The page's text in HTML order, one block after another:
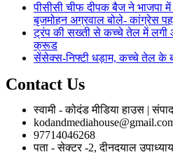
पीसीसी चीफ दीपक बैज ने भाजपा
बृजमोहन अग्रवाल बोले- कांग्रेस
ट्रंप की सख्ती से कच्चे तेल में लगी
क्रूड
सेंसेक्स-निफ्टी धड़ाम, कच्चे तेल के
Contact Us
स्वामी - कोदंड मीडिया हाउस |
97714046268
पता - सेक्टर -2, दीनदयाल